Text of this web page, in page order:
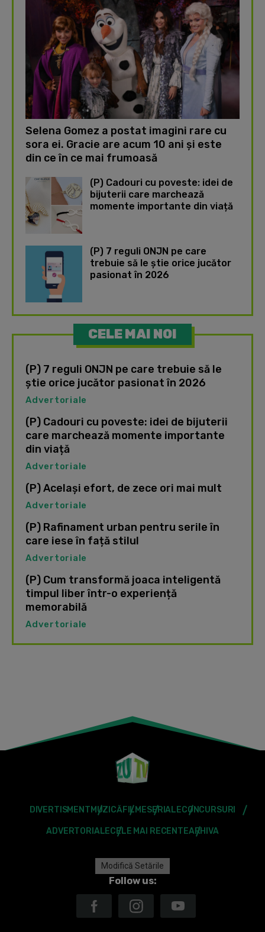
Selena Gomez a postat imagini rare cu
sora ei. Gracie are acum 10 ani și este
din ce în ce mai frumoasă
(P) Cadouri cu poveste: idei de
bijuterii care marchează
momente importante din viață
(P) 7 reguli ONJN pe care
trebuie să le știe orice jucător
pasionat în 2026
CELE MAI NOI
(P) 7 reguli ONJN pe care trebuie să le
știe orice jucător pasionat în 2026
Advertoriale
(P) Cadouri cu poveste: idei de bijuterii
care marchează momente importante
din viață
Advertoriale
(P) Același efort, de zece ori mai mult
Advertoriale
(P) Rafinament urban pentru serile în
care iese în față stilul
Advertoriale
(P) Cum transformă joaca inteligentă
timpul liber într-o experiență
memorabilă
Advertoriale
DIVERTISMENT MUZICĂFILMESERIALECONCURSURI
ADVERTORIALECELE MAI RECENTEARHIVA
Modifică Setările
Follow us: